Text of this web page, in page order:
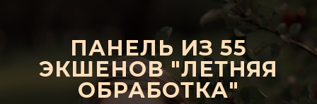
ПАНЕЛЬ ИЗ 55
ЭКШЕНОВ "ЛЕТНЯЯ
ОБРАБОТКА"